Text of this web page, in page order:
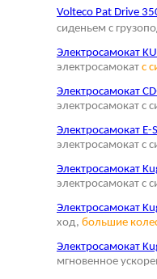
Volteco Pat Drive
сиденьем с
Электросамокат
электросамокат с
Электросамокат
электросамокат с
Электросамокат E-
электросамокат с
Электросамокат
электросамокат с
Электросамокат
ход, большие
Электросамокат
мгновенное